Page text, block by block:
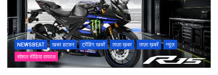
NEWSBEAT खबर हटकर ट्रेंडिंग खबरें ताज़ा ख़बर ताज़ा ख़बरें
न्यूज़
सोशल मीडिया वायरल